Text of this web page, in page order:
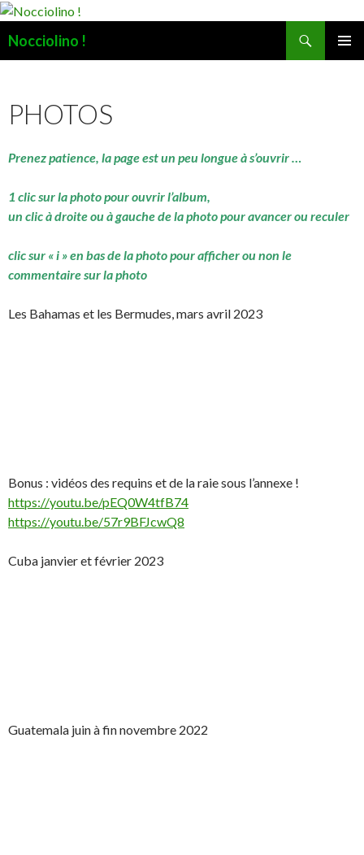
Nocciolino !
PHOTOS
Prenez patience, la page est un peu longue à s’ouvrir …
1 clic sur la photo pour ouvrir l’album,
un clic à droite ou à gauche de la photo pour avancer ou reculer
clic sur « i » en bas de la photo pour afficher ou non le
commentaire sur la photo
Les Bahamas et les Bermudes, mars avril 2023
Bonus : vidéos des requins et de la raie sous l’annexe !
https://youtu.be/pEQ0W4tfB74
https://youtu.be/57r9BFJcwQ8
Cuba janvier et février 2023
Guatemala juin à fin novembre 2022